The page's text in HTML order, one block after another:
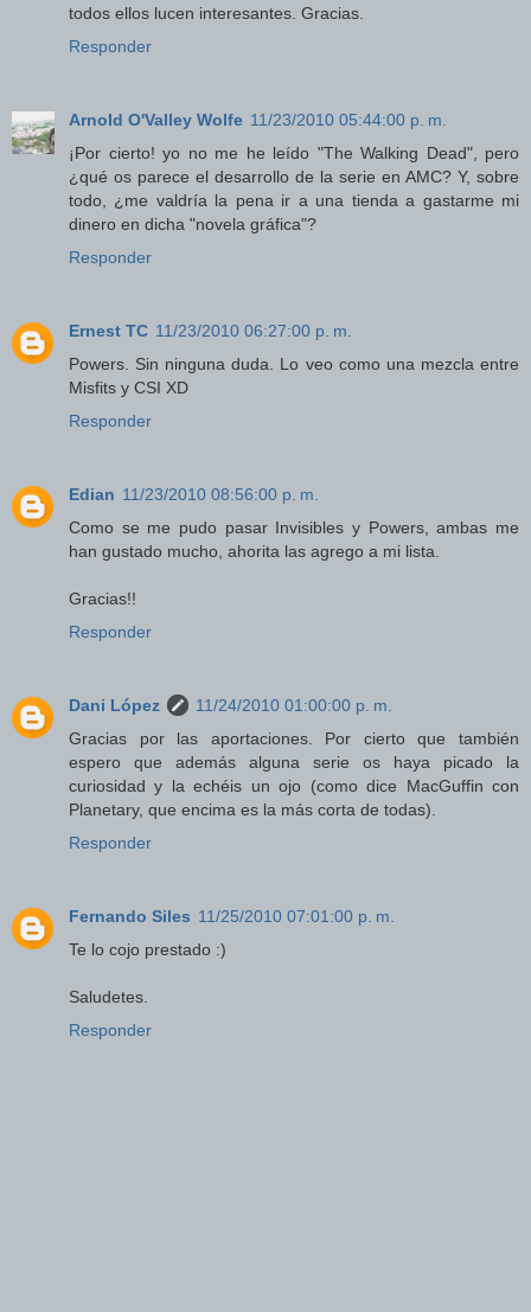
todos ellos lucen interesantes. Gracias.
Responder
Arnold O'Valley Wolfe 11/23/2010 05:44:00 p. m.
¡Por cierto! yo no me he leído "The Walking Dead", pero
¿qué os parece el desarrollo de la serie en AMC? Y, sobre
todo, ¿me valdría la pena ir a una tienda a gastarme mi
dinero en dicha "novela gráfica"?
Responder
Ernest TC 11/23/2010 06:27:00 p. m.
Powers. Sin ninguna duda. Lo veo como una mezcla entre
Misfits y CSI XD
Responder
Edian 11/23/2010 08:56:00 p. m.
Como se me pudo pasar Invisibles y Powers, ambas me
han gustado mucho, ahorita las agrego a mi lista.
Gracias!!
Responder
Dani López
11/24/2010 01:00:00 p. m.
Gracias por las aportaciones. Por cierto que también
espero que además alguna serie os haya picado la
curiosidad y la echéis un ojo (como dice MacGuffin con
Planetary, que encima es la más corta de todas).
Responder
Fernando Siles 11/25/2010 07:01:00 p. m.
Te lo cojo prestado :)
Saludetes.
Responder